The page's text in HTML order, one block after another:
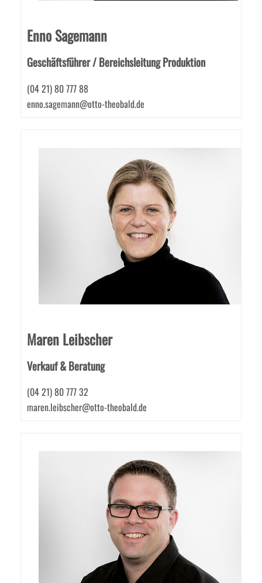
Enno Sagemann
Geschäftsführer / Bereichsleitung Produktion
(04 21) 80 777 88
enno.sagemann@otto-theobald.de
Maren Leibscher
Verkauf & Beratung
(04 21) 80 777 32
maren.leibscher@otto-theobald.de